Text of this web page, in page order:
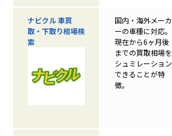
ナビクル 車買
取・下取り相場検
索
国内・海外メーカ
ーの車種に対応。
現在から6ヶ月後
までの買取相場を
シュミレーション
できることが特
徴。